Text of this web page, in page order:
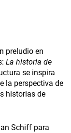
preludio en
La historia de
se inspira
la perspectiva de
historias de
Schiff para